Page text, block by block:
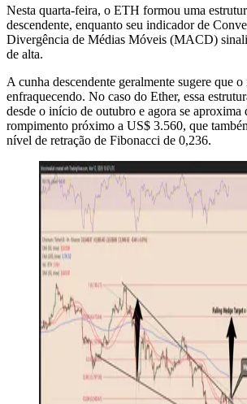
Nesta quarta-feira, o ETH formou uma
descendente, enquanto seu indicador de
Divergência de Médias Móveis (MACD)
de alta.
A cunha descendente geralmente sugere que
enfraquecendo. No caso do Ether, essa
desde o início de outubro e agora se aproxima
rompimento próximo a US$ 3.560, que
nível de retração de Fibonacci de 0,236.